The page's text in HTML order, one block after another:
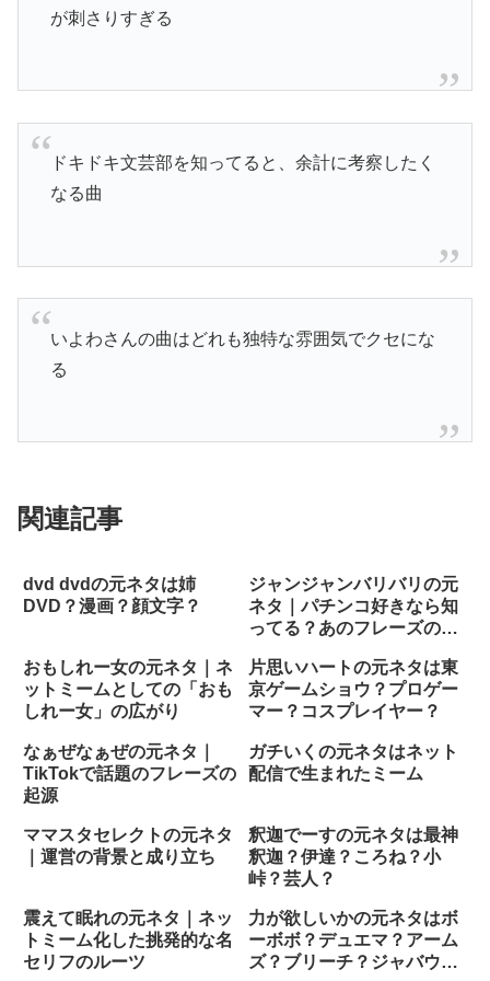
が刺さりすぎる
ドキドキ文芸部を知ってると、余計に考察したく
なる曲
いよわさんの曲はどれも独特な雰囲気でクセにな
る
関連記事
dvd dvdの元ネタは姉
DVD？漫画？顔文字？
ジャンジャンバリバリの元
ネタ｜パチンコ好きなら知
ってる？あのフレーズの由
おもしれー女の元ネタ｜ネ
ットミームとしての「おも
しれー女」の広がり
片思いハートの元ネタは東
京ゲームショウ？プロゲー
マー？コスプレイヤー？
なぁぜなぁぜの元ネタ｜
TikTokで話題のフレーズの
起源
ガチいくの元ネタはネット
配信で生まれたミーム
ママスタセレクトの元ネタ
｜運営の背景と成り立ち
釈迦でーすの元ネタは最神
釈迦？伊達？ころね？小
峠？芸人？
震えて眠れの元ネタ｜ネッ
トミーム化した挑発的な名
セリフのルーツ
力が欲しいかの元ネタはボ
ーボボ？デュエマ？アーム
ズ？ブリーチ？ジャバウォ